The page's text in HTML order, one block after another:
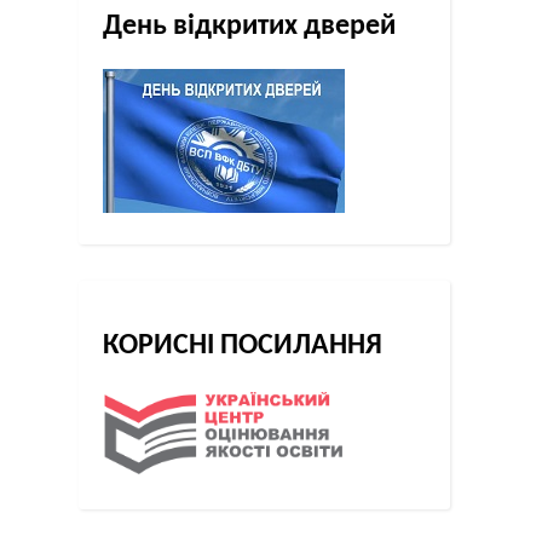
День відкритих дверей
КОРИСНІ ПОСИЛАННЯ